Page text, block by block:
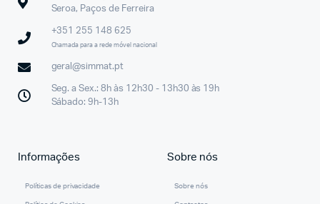
Seroa, Paços de Ferreira
+351 255 148 625
Chamada para a rede móvel nacional
geral@simmat.pt
Seg. a Sex.: 8h às 12h30 - 13h30 às 19h
Sábado: 9h-13h
Informações
Políticas de privacidade
Sobre nós
Sobre nós